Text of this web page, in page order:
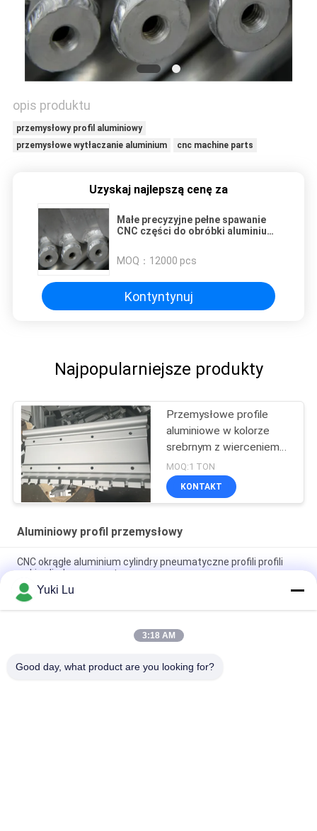
PRIVACY
POLICY
opis produktu
przemysłowy profil aluminiowy
przemysłowe wytłaczanie aluminium
cnc machine parts
Uzyskaj najlepszą cenę za
Małe precyzyjne pełne spawanie
CNC części do obróbki aluminium
MOQ：
12000 pcs
Kontyntynuj
Najpopularniejsze produkty
Przemysłowe profile
aluminiowe w kolorze
srebrnym z wierceniem
CNC
MOQ:1 TON
KONTAKT
Aluminiowy profil przemysłowy
CNC okrągłe aluminium cylindry pneumatyczne profili profili
rurki cylindry pneumatyczne
Kwadratowy kształt Wysokiej jakości aluminiowe profile
wytłaczane do drzwi / okien
Czarne aluminium cnc Toczenie i frezowanie Części
Yuki Lu
3:18 AM
Good day, what product are you looking for?